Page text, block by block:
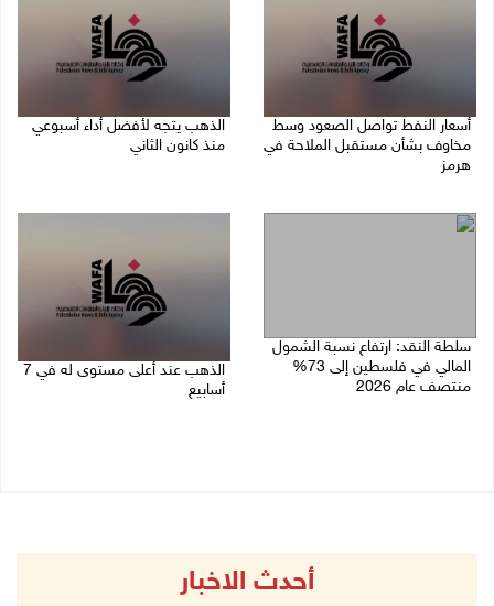
أسعار النفط تواصل الصعود وسط
مخاوف بشأن مستقبل الملاحة في
هرمز
الذهب يتجه لأفضل أداء أسبوعي
منذ كانون الثاني
سلطة النقد: ارتفاع نسبة الشمول
المالي في فلسطين إلى 73%
منتصف عام 2026
الذهب عند أعلى مستوى له في 7
أسابيع
أحدث الاخبار